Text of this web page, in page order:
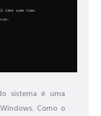
sistema é uma
Como o